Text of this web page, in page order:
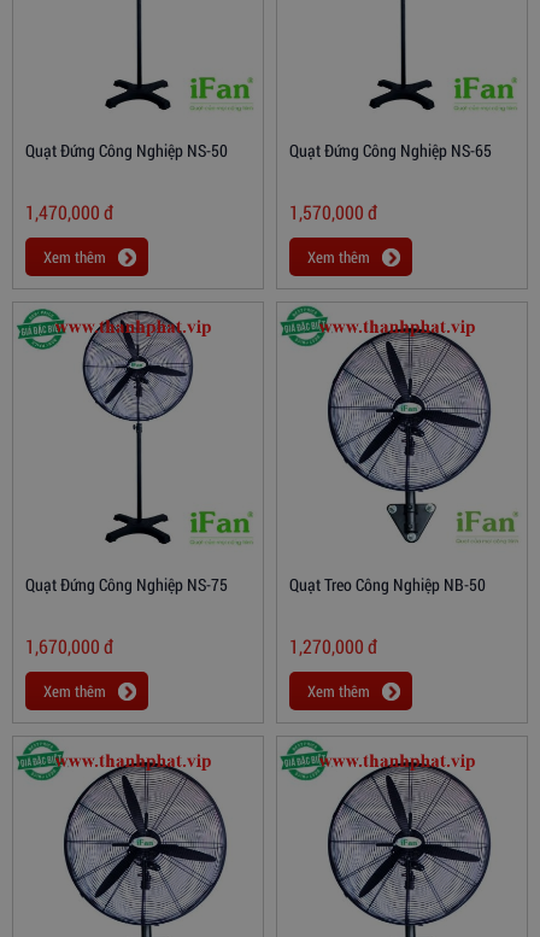
Quạt Đứng Công Nghiệp NS-50
1,470,000đ
Xem thêm
Quạt Đứng Công Nghiệp NS-65
1,570,000đ
Xem thêm
Quạt Đứng Công Nghiệp NS-75
1,670,000đ
Xem thêm
Quạt Treo Công Nghiệp NB-50
1,270,000đ
Xem thêm